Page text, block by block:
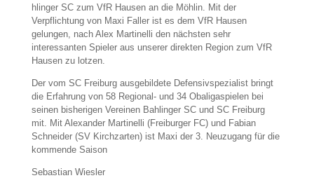
hlinger SC zum VfR Hausen an die Möhlin. Mit der
Verpflichtung von Maxi Faller ist es dem VfR Hausen
gelungen, nach Alex Martinelli den nächsten sehr
interessanten Spieler aus unserer direkten Region zum VfR
Hausen zu lotzen.
Der vom SC Freiburg ausgebildete Defensivspezialist bringt
die Erfahrung von 58 Regional- und 34 Obaligaspielen bei
seinen bisherigen Vereinen Bahlinger SC und SC Freiburg
mit. Mit Alexander Martinelli (Freiburger FC) und Fabian
Schneider (SV Kirchzarten) ist Maxi der 3. Neuzugang für die
kommende Saison
Sebastian Wiesler